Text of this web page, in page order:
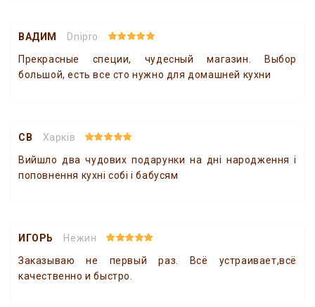
ВАДИМ
Dnipro
Прекрасные специи, чудесный магазин. Выбор
большой, есть все сто нужно для домашней кухни
СВ
Харків
Вийшло два чудових подарунки на дні народження і
поповнення кухні собі і бабусям
ИГОРЬ
Нежин
Заказываю не первый раз. Всё устраивает,всё
качественно и быстро.